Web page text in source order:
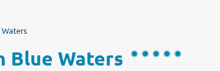
Waters
Blue Waters